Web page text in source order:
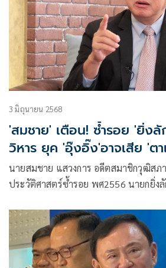
3 มิถุนายน 2568
'สมชาย' เตือน! ซ้ำรอย 'ยิ่ง
วิหาร ยุค 'อุ๊งอิ๊ง'อาจเสีย 'ต
'เกาะกูด'
นายสมชาย แสวงการ อดีตสมาชิกวุฒิสภ
ประวัติศาสตร์ซ้ำรอย พศ2556 นายกยิ่ง